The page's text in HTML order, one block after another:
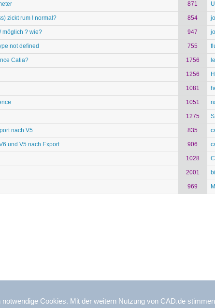
871
zickt rum ! normal? 854
möglich ? wie? 947
not defined 755
Catia? 1756
1256
1081
1051
1275
nach V5 835
und V5 nach Export 906
1028
2001
969
Cookies. Mit der weitern Nutzung von CAD.de